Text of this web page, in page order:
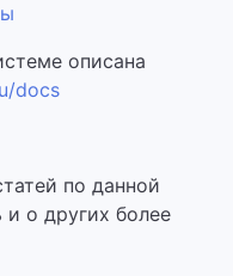
описана
docs
по данной
о других более